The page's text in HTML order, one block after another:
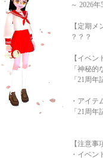
～ 2026
【定期メ
？？？
【イベン
「神秘
「21周
・アイテ
「21周年
【注意事
・イベン